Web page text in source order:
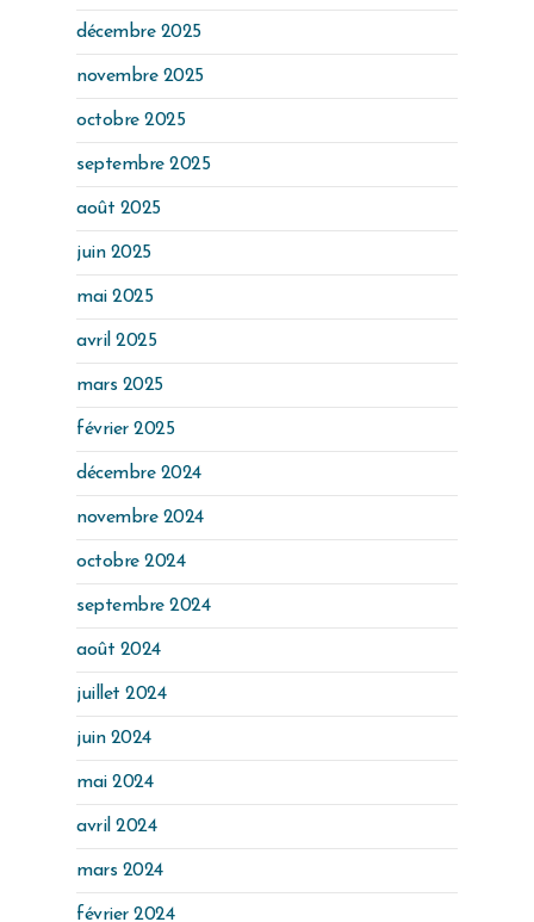
décembre 2025
novembre 2025
octobre 2025
septembre 2025
août 2025
juin 2025
mai 2025
avril 2025
mars 2025
février 2025
décembre 2024
novembre 2024
octobre 2024
septembre 2024
août 2024
juillet 2024
juin 2024
mai 2024
avril 2024
mars 2024
février 2024